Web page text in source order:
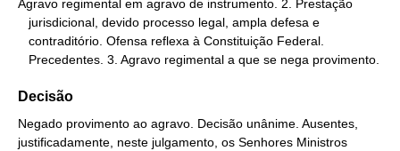
Agravo regimental em agravo de instrumento. 2. Prestação
   Precedentes. 3. Agravo regimental a que se nega provimento.
Decisão
Negado provimento ao agravo. Decisão unânime. Ausentes,
justificadamente, neste julgamento, os Senhores Ministros